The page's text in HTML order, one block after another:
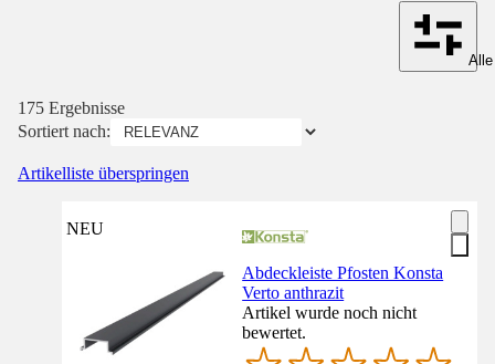
175 Ergebnisse
Sortiert nach:
Artikelliste überspringen
NEU
Abdeckleiste Pfosten Konsta
Verto anthrazit
Artikel wurde noch nicht
bewertet.